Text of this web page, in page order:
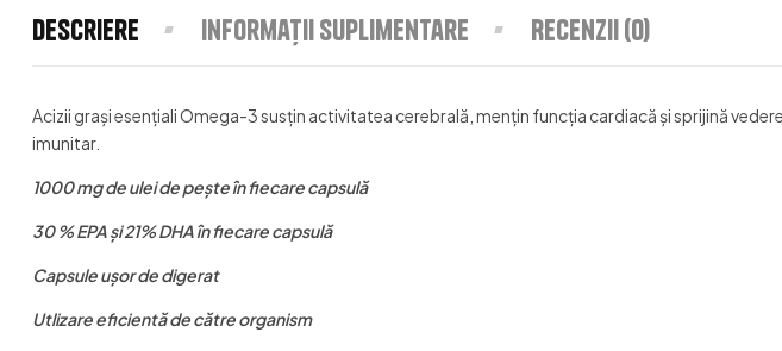
Descriere Informații suplimentare Recenzii (0)
Acizii grași esențiali Omega-3 susțin activitatea cerebrală, mențin funcția cardiacă și sprijină
imunitar.
1000 mg de ulei de pește în fiecare capsulă
30 % EPA și 21% DHA în fiecare capsulă
Capsule ușor de digerat
Utlizare eficientă de către organism